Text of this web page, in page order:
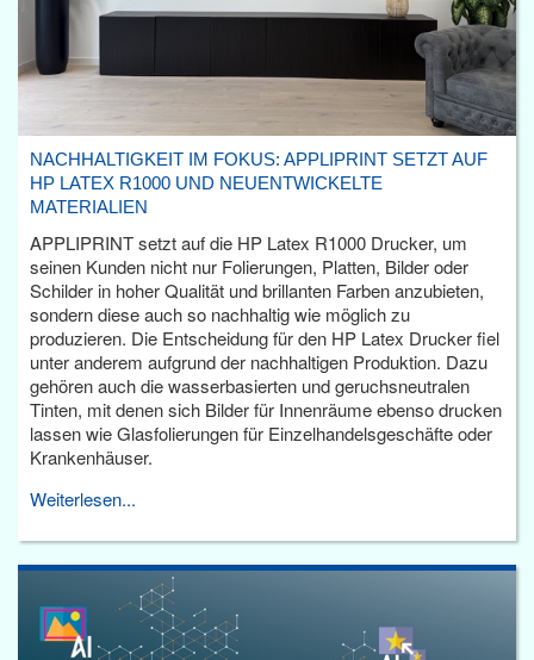
NACHHALTIGKEIT IM FOKUS: APPLIPRINT SETZT AUF
HP LATEX R1000 UND NEUENTWICKELTE
MATERIALIEN
APPLIPRINT setzt auf die HP Latex R1000 Drucker, um
seinen Kunden nicht nur Folierungen, Platten, Bilder oder
Schilder in hoher Qualität und brillanten Farben anzubieten,
sondern diese auch so nachhaltig wie möglich zu
produzieren. Die Entscheidung für den HP Latex Drucker fiel
unter anderem aufgrund der nachhaltigen Produktion. Dazu
gehören auch die wasserbasierten und geruchsneutralen
Tinten, mit denen sich Bilder für Innenräume ebenso drucken
lassen wie Glasfolierungen für Einzelhandelsgeschäfte oder
Krankenhäuser.
Weiterlesen...